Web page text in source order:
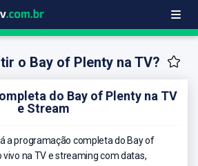
o Bay of Plenty na TV?
do Bay of Plenty na TV
e Stream
a programação completa do Bay of
vivo na TV e streaming com datas,